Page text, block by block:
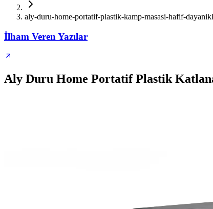
aly-duru-home-portatif-plastik-kamp-masasi-hafif-
İlham Veren Yazılar
Aly Duru Home Portatif Plastik